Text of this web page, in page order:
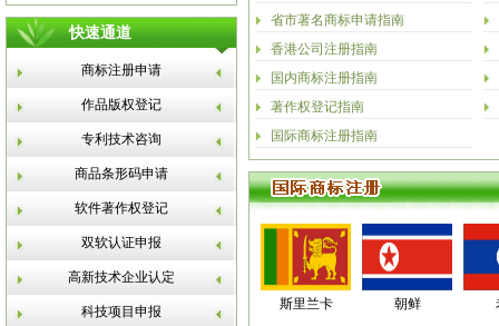
快速通道
商标注册申请
作品版权登记
专利技术咨询
商品条形码申请
软件著作权登记
双软认证申报
高新技术企业认定
科技项目申报
省市著名商标申请指南
香港公司注册指南
国内商标注册指南
著作权登记指南
国际商标注册指南
斯里兰卡 朝鲜